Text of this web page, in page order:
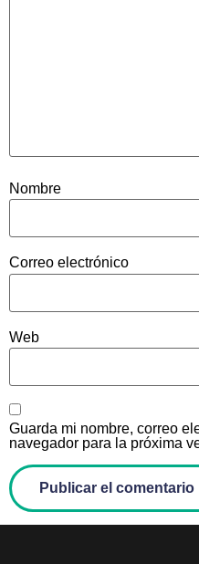
Nombre
Correo electrónico
Web
Guarda mi nombre, correo
navegador para la próxima